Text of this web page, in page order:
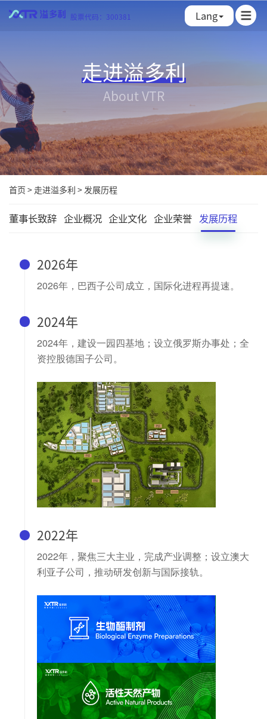
股票代码：300381 Lang
走进溢多利
About VTR
首页> 走进溢多利 >发展历程
董事长致辞 企业概况 企业文化 企业荣誉 发展历程
2026年
2026年，巴西子公司成立，国际化进程再提速。
2024年
2024年，建设一园四基地；设立俄罗斯办事处；全
资控股德国子公司。
2022年
2022年，聚焦三大主业，完成产业调整；设立澳大
利亚子公司，推动研发创新与国际接轨。